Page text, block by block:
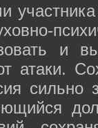
и
атаки.
сильно